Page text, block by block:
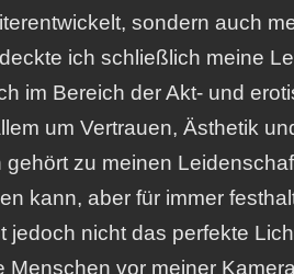
sondern auch
ich schließlich meine
im Bereich der Akt- und
um Vertrauen, Ästhetik
zu meinen
kann, aber für immer
jedoch nicht das perfekte
vor meiner